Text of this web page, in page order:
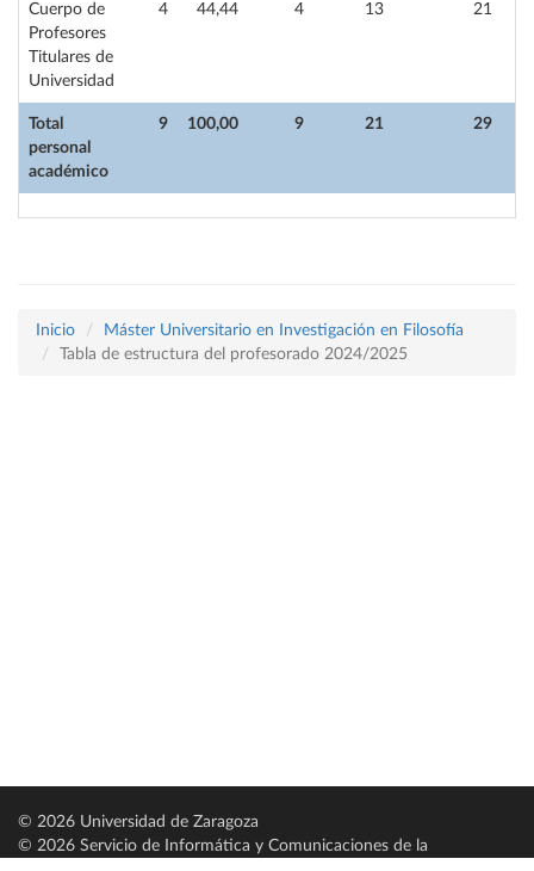
Total
personal
académico
9 100,00 9 21 29
Cuerpo de
Profesores
Titulares de
Universidad
4 44,44 4 13 21
Inicio
Máster Universitario en Investigación en Filosofía
Tabla de estructura del profesorado 2024/2025
© 2026 Universidad de Zaragoza
© 2026 Servicio de Informática y Comunicaciones de la